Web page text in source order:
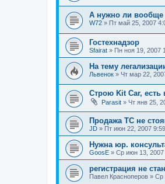
А нужно ли вообще
W72 » Пт май 25, 2007
Гостехнадзор
Sfairat » Пн ноя 19, 2007
На тему
Львенок » Чт мар 22,
Строю Kit Car, есть
Parasit » Чт янв 25,
Продажа ТС не
JD » Пт июн 22, 2007
Нужна юр.
GoosE » Ср июн 13, 2007
регистрация не
Павел Красноперов » Ср